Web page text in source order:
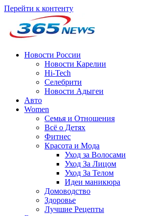
Перейти к контенту
Новости России
Новости Карелии
Hi-Tech
Селебрити
Новости Адыгеи
Авто
Women
Семья и Отношения
Всё о Детях
Фитнес
Красота и Мода
Уход за Волосами
Уход За Лицом
Уход За Телом
Идеи маникюра
Домоводство
Здоровье
Лучшие Рецепты